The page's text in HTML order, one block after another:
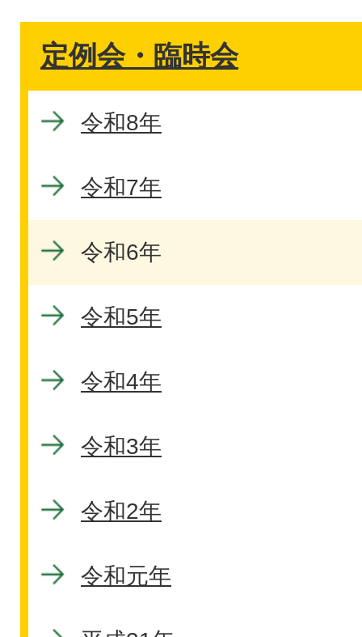
定例会・臨時会
令和8年
令和7年
令和6年
令和5年
令和4年
令和3年
令和2年
令和元年